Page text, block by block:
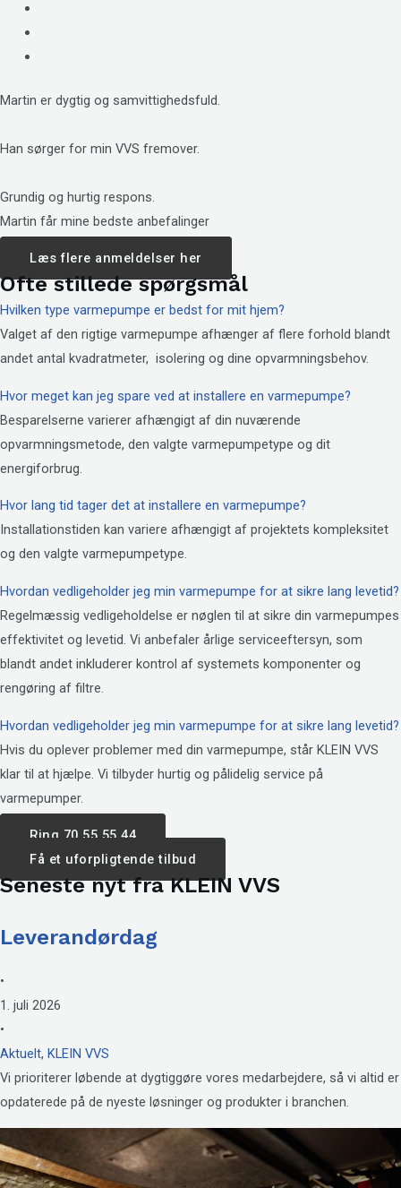
Martin er dygtig og samvittighedsfuld.
Han sørger for min VVS fremover.
Grundig og hurtig respons.
Martin får mine bedste anbefalinger
Læs flere anmeldelser her
Ofte stillede spørgsmål
Hvilken type varmepumpe er bedst for mit hjem?
Valget af den rigtige varmepumpe afhænger af flere forhold blandt
andet antal kvadratmeter, isolering og dine opvarmningsbehov.
Hvor meget kan jeg spare ved at installere en varmepumpe?
Besparelserne varierer afhængigt af din nuværende
opvarmningsmetode, den valgte varmepumpetype og dit
energiforbrug.
Hvor lang tid tager det at installere en varmepumpe?
Installationstiden kan variere afhængigt af projektets kompleksitet
og den valgte varmepumpetype.
Hvordan vedligeholder jeg min varmepumpe for at sikre lang levetid?
Regelmæssig vedligeholdelse er nøglen til at sikre din varmepumpes
effektivitet og levetid. Vi anbefaler årlige serviceeftersyn, som
blandt andet inkluderer kontrol af systemets komponenter og
rengøring af filtre.
Hvordan vedligeholder jeg min varmepumpe for at sikre lang levetid?
Hvis du oplever problemer med din varmepumpe, står KLEIN VVS
klar til at hjælpe. Vi tilbyder hurtig og pålidelig service på
varmepumper.
Ring 70 55 55 44
Få et uforpligtende tilbud
Seneste nyt fra KLEIN VVS
Leverandørdag
•
1. juli 2026
•
Aktuelt, KLEIN VVS
Vi prioriterer løbende at dygtiggøre vores medarbejdere, så vi altid er
opdaterede på de nyeste løsninger og produkter i branchen.